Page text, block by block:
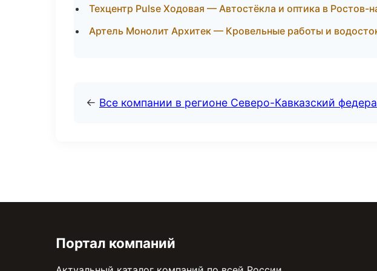
Техцентр Pulse Ходовая — Автостёкла и оптика в Ростов-
Артель Монолит Архитек — Кровельные работы и
← Все компании в регионе Северо-Кавказский
Портал компаний